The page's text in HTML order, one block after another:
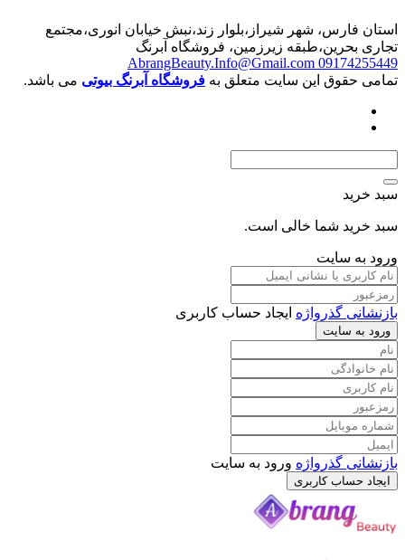
استان فارس، شهر شیراز،بلوار زند،نبش خیابان انوری،مجتمع
تجاری بحرین،طبقه زیرزمین، فروشگاه آبرنگ
09174255449
AbrangBeauty.Info@Gmail.com
تمامی حقوق این سایت متعلق به فروشگاه آبرنگ بیوتی می باشد.
سبد خرید
سبد خرید شما خالی است.
ورود به سایت
بازنشانی گذرواژه ایجاد حساب کاربری
ورود به سایت
بازنشانی گذرواژه ورود به سایت
ایجاد حساب کاربری